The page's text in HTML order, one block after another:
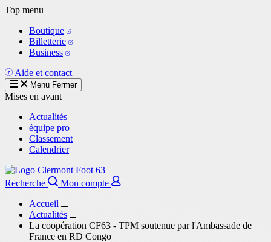
Aller
contenu
principal
Top menu
Boutique
Billetterie
Business
Aide et contact
Menu Fermer
Mises en avant
Actualités
équipe pro
Classement
Calendrier
Recherche
Mon compte
Accueil
Actualités
La coopération CF63 - TPM soutenue par l'Ambassade de
France en RD Congo